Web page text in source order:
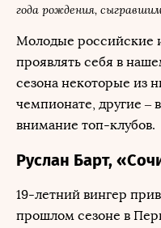
года рождения,
Молодые российские
проявлять себя в
сезона некоторые из
чемпионате, другие –
внимание топ-клубов.
Руслан Барт,
19-летний вингер
прошлом сезоне в